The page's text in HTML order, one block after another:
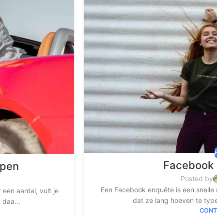
aantal, vult je
daa...
Posted by
Een Facebook enquête is een
dat ze lang hoeven te